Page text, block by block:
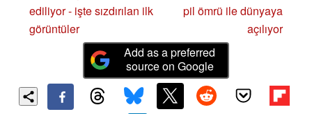
ediliyor - işte sızdırılan ilk
görüntüler
pil ömrü ile dünyaya
açılıyor
Add as a preferred
source on Google